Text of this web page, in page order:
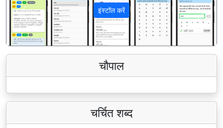
इंस्टॉल करें
पिछला अगला
चौपाल
चर्चित शब्द